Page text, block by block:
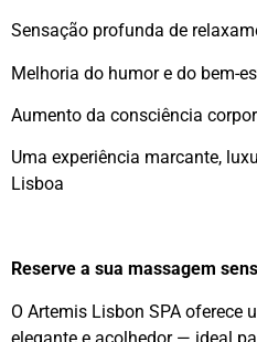
Sensação profunda de
Melhoria do humor e do bem-
Aumento da consciência
Uma experiência marcante,
Lisboa
Reserve a sua massagem
O Artemis Lisbon SPA oferece
elegante e acolhedor — ideal